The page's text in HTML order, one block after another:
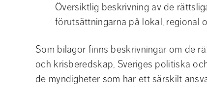
Översiktlig beskrivning av de
förutsättningarna på lokal, regional
Som bilagor finns beskrivningar om de
och krisberedskap, Sveriges politiska
de myndigheter som har ett särskilt